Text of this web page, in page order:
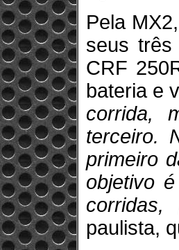
Pela
seus três
CRF
bateria e
corrida,
terceiro.
primeiro
objetivo
paulista,